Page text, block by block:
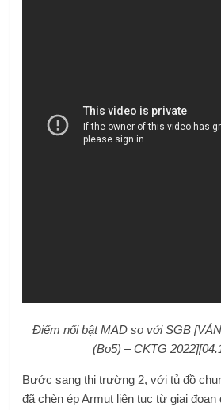
Điểm nổi bật MAD so với SGB
(Bo5) – CKTG
Bước sang thị trường 2, với tủ đồ
đã chèn ép Armut liên tục từ giai